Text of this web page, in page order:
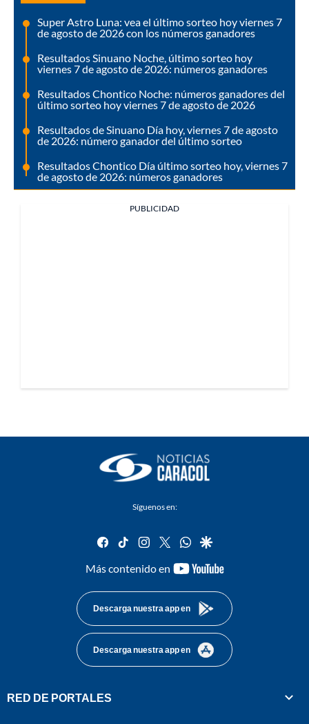
Super Astro Luna: vea el último sorteo hoy viernes 7
de agosto de 2026 con los números ganadores
Resultados Sinuano Noche, último sorteo hoy
viernes 7 de agosto de 2026: números ganadores
Resultados Chontico Noche: números ganadores del
último sorteo hoy viernes 7 de agosto de 2026
Resultados de Sinuano Día hoy, viernes 7 de agosto
de 2026: número ganador del último sorteo
Resultados Chontico Día último sorteo hoy, viernes 7
de agosto de 2026: números ganadores
PUBLICIDAD
Síguenos en:
facebook
tiktok instagram
twitterwhatsapp
google
Más contenido en
youtube-
Descarga nuestra app en
Descarga nuestra app en
RED DE PORTALES